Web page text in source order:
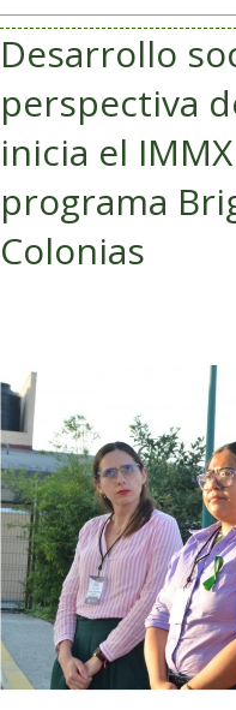
Desarrollo
perspectiva
inicia el
programa
Colonias